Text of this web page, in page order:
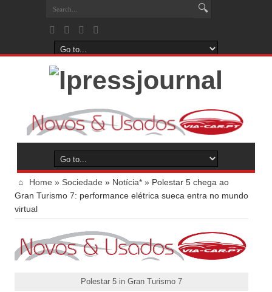
Home » Sociedade » Notícia* » Polestar 5 chega ao
Gran Turismo 7: performance elétrica sueca entra no mundo
virtual
Polestar 5 in Gran Turismo 7